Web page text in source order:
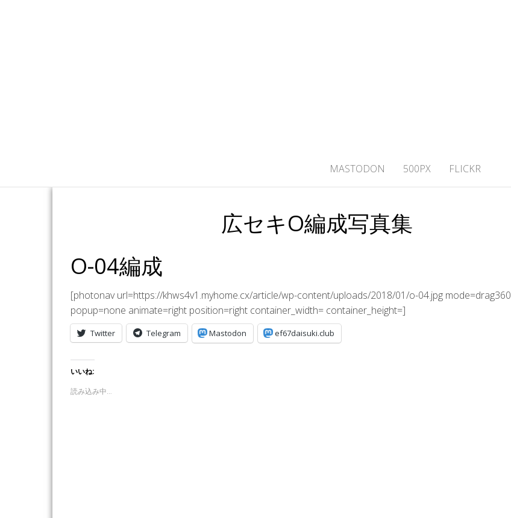
MASTODON 500PX FLICKR
広セキO編成写真集
O-04編成
[photonav url=https://khws4v1.myhome.cx/article/wp-content/uploads/2018/01/o-04.jpg mode=drag360
popup=none animate=right position=right container_width= container_height=]
Twitter Telegram Mastodon ef67daisuki.club
いいね:
読み込み中…